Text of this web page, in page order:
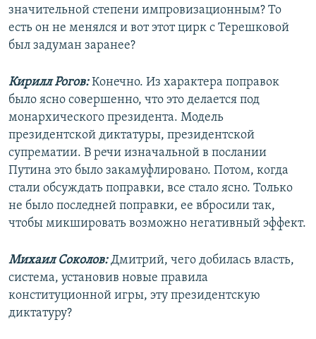
значительной степени импровизационным? То
есть он не менялся и вот этот цирк с Терешковой
был задуман заранее?
Кирилл Рогов:Конечно. Из характера поправок
было ясно совершенно, что это делается под
монархического президента. Модель
президентской диктатуры, президентской
супрематии. В речи изначальной в послании
Путина это было закамуфлировано. Потом, когда
стали обсуждать поправки, все стало ясно. Только
не было последней поправки, ее вбросили так,
чтобы микшировать возможно негативный эффект.
Михаил Соколов:Дмитрий, чего добилась власть,
система, установив новые правила
конституционной игры, эту президентскую
диктатуру?